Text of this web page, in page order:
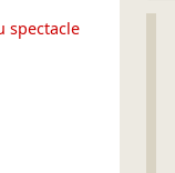
spectacle